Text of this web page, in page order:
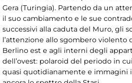
Gera (Turingia). Partendo da un
il suo cambiamento e le sue
successivi alla caduta del Muro, gli
l’attenzione allo sgombero violento
Berlino est e agli interni degli
dell’ovest: polaroid del periodo in
quasi quotidianamente e immagini